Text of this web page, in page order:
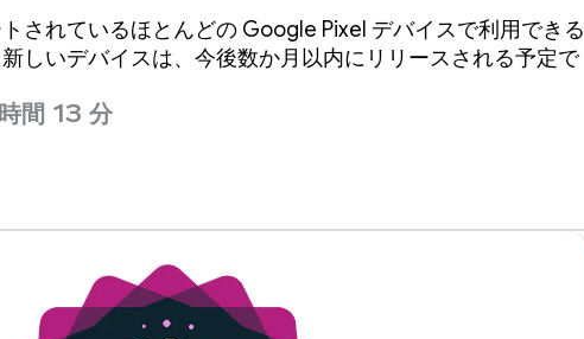
されているほとんどの Google Pixel デバイスで利用できる
しいデバイスは、今後数か月以内にリリースされる予定で
間 13 分